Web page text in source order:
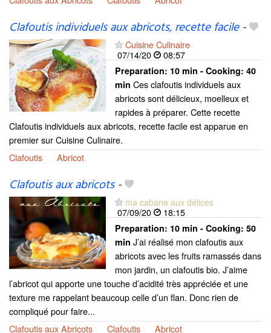
Clafoutis individuels aux abricots, recette facile-
Cuisine Culinaire
07/14/20
08:57
Preparation: 10 min - Cooking: 40
min Ces clafoutis individuels aux
abricots sont délicieux, moelleux et
rapides à préparer. Cette recette
Clafoutis individuels aux abricots, recette facile est apparue en
premier sur Cuisine Culinaire.
Clafoutis
Abricot
Clafoutis aux abricots-
ma cabane aux délices
07/09/20
18:15
Preparation: 10 min - Cooking: 50
min J’ai réalisé mon clafoutis aux
abricots avec les fruits ramassés dans
mon jardin, un clafoutis bio. J’aime
l’abricot qui apporte une touche d’acidité très appréciée et une
texture me rappelant beaucoup celle d’un flan. Donc rien de
compliqué pour faire...
Clafoutis aux Abricots
Clafoutis Abricot